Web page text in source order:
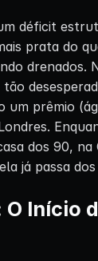
déficit
prata do
drenados.
um prêmio
dos 90, na
já passa dos
Início